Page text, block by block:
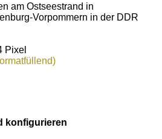
am Ostseestrand in
Vorpommern in der DDR
Pixel
konfigurieren